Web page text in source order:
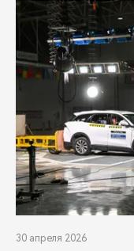
ВИДЕООБЗОРЫ
CHERY ДЛЯ ДЕТЕЙ
30 апреля 2026